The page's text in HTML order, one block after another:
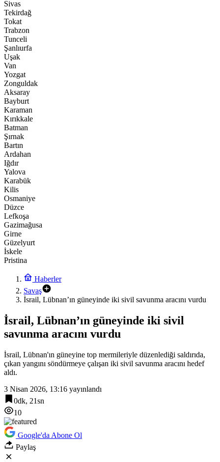
Sivas
Tekirdağ
Tokat
Trabzon
Tunceli
Şanlıurfa
Uşak
Van
Yozgat
Zonguldak
Aksaray
Bayburt
Karaman
Kırıkkale
Batman
Şırnak
Bartın
Ardahan
Iğdır
Yalova
Karabük
Kilis
Osmaniye
Düzce
Lefkoşa
Gazimağusa
Girne
Güzelyurt
İskele
Pristina
Haberler
Savaş
İsrail, Lübnan’ın güneyinde iki sivil savunma aracını vurdu
İsrail, Lübnan’ın güneyinde iki sivil
savunma aracını vurdu
İsrail, Lübnan'ın güneyine top mermileriyle düzenlediği saldırıda,
çıkan yangını söndürmeye çalışan iki sivil savunma aracını hedef
aldı.
3 Nisan 2026, 13:16 yayınlandı
0dk, 21sn
10
Google'da Abone Ol
Paylaş